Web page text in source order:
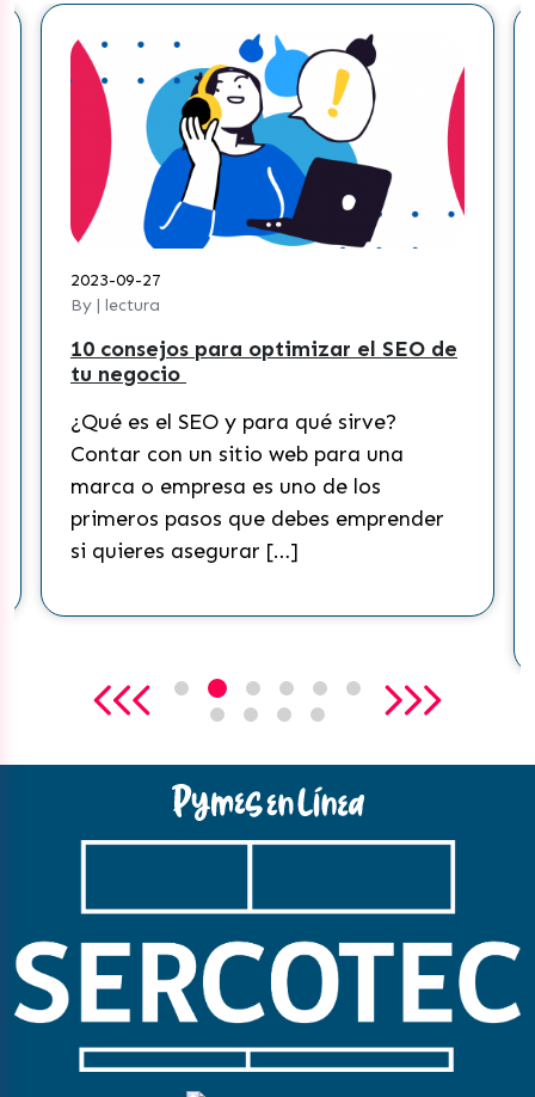
2023-09-27
By | lectura
10 consejos para optimizar el SEO de
tu negocio
¿Qué es el SEO y para qué sirve?
Contar con un sitio web para una
marca o empresa es uno de los
primeros pasos que debes emprender
si quieres asegurar […]